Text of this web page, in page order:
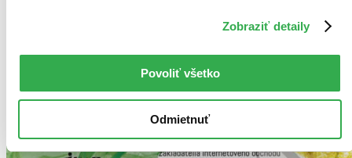
Zobraziť detaily
Povoliť všetko
Odmietnuť